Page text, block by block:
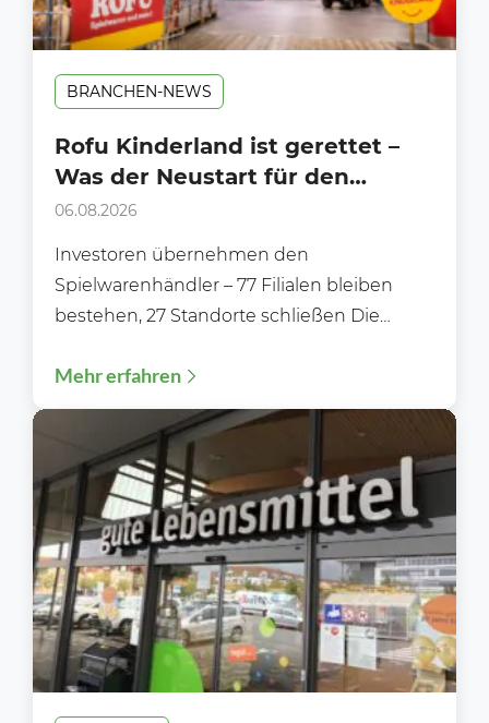
BRANCHEN-NEWS
Rofu Kinderland ist gerettet –
Was der Neustart für den
Handel bedeutet
06.08.2026
Investoren übernehmen den
Spielwarenhändler – 77 Filialen bleiben
bestehen, 27 Standorte schließen Die
Nachdem die Gläubiger...
Mehr erfahren